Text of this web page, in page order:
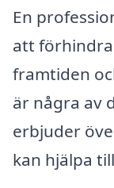
En
att
framtiden
är några av
erbjuder
kan hjälpa